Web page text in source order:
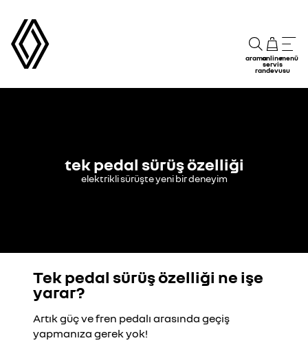
aramaonline
servis
randevusu
menü
tek pedal sürüş özelliği
elektrikli sürüşte yeni bir deneyim
Youtube videoyu görüntülemek için lütfen çerezlere izin
tümünü reddedin
Tek pedal sürüş özelliği ne işe
yarar?
Artık güç ve fren pedalı arasında geçiş
yapmanıza gerek yok!